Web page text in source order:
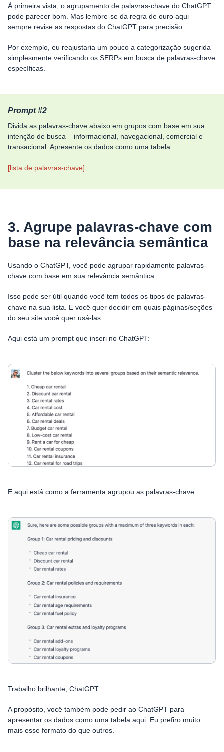
À primeira vista, o agrupamento de palavras-chave do ChatGPT
pode parecer bom. Mas lembre-se da regra de ouro aqui –
sempre revise as respostas do ChatGPT para precisão.
Por exemplo, eu reajustaria um pouco a categorização sugerida
simplesmente verificando os SERPs em busca de palavras-chave
específicas.
Prompt #2
Divida as palavras-chave abaixo em grupos com base em sua
intenção de busca – informacional, navegacional, comercial e
transacional. Apresente os dados como uma tabela.
[lista de palavras-chave]
3. Agrupe palavras-chave com
base na relevância semântica
Usando o ChatGPT, você pode agrupar rapidamente palavras-
chave com base em sua relevância semântica.
Isso pode ser útil quando você tem todos os tipos de palavras-
chave na sua lista. E você quer decidir em quais páginas/seções
do seu site você quer usá-las.
Aqui está um prompt que inseri no ChatGPT:
E aqui está como a ferramenta agrupou as palavras-chave:
Trabalho brilhante, ChatGPT.
A propósito, você também pode pedir ao ChatGPT para
apresentar os dados como uma tabela aqui. Eu prefiro muito
mais esse formato do que outros.